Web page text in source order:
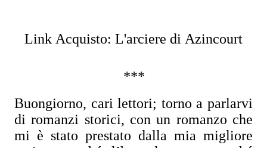
Link Acquisto: L'arciere di Azincourt
***
Buongiorno, cari lettori; torno a parlarvi
di romanzi storici, con un romanzo che
mi è stato prestato dalla mia migliore